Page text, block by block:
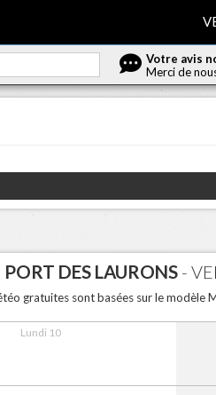
Votre avis
Merci de
PORT DES LAURONS -
gratuites sont basées sur le modèle
Lundi 10